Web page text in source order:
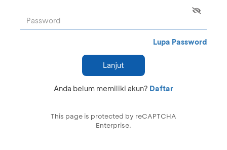
Lupa Password
Lanjut
Anda belum memiliki akun? Daftar
This page is protected by reCAPTCHA
Enterprise.